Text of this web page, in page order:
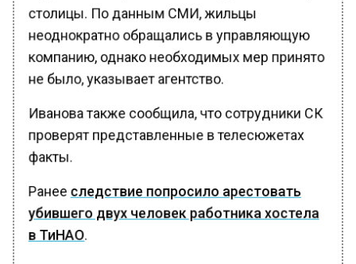
столицы. По данным СМИ, жильцы
неоднократно обращались в управляющую
компанию, однако необходимых мер принято
не было, указывает агентство.
Иванова также сообщила, что сотрудники СК
проверят представленные в телесюжетах
факты.
Ранееследствие попросило арестовать
убившего двух человек работника хостела
в ТиНАО.